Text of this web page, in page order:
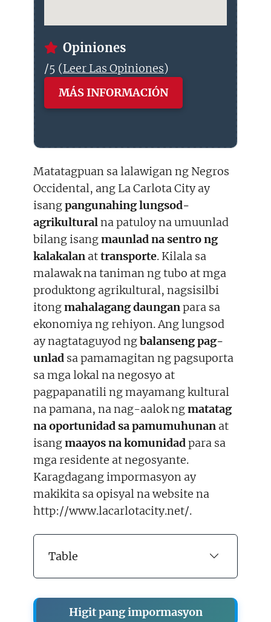
Opiniones
/5 (Leer Las Opiniones)
MÁS INFORMACIÓN
Matatagpuan sa lalawigan ng Negros
Occidental, ang La Carlota City ay
isangpangunahing lungsod-
agrikultural na patuloy na umuunlad
bilang isangmaunlad na sentro ng
kalakalan attransporte. Kilala sa
malawak na taniman ng tubo at mga
produktong agrikultural, nagsisilbi
itongmahalagang daunganpara sa
ekonomiya ng rehiyon. Ang lungsod
ay nagtataguyod ngbalanseng pag-
unlad sa pamamagitan ng pagsuporta
sa mga lokal na negosyo at
pagpapanatili ng mayamang kultural
na pamana, na nag-aalok ngmatatag
na oportunidad sa pamumuhunan at
isangmaayos na komunidadpara sa
mga residente at negosyante.
Karagdagang impormasyon ay
makikita sa opisyal na website na
http://www.lacarlotacity.net/.
Table
Higit pang impormasyon